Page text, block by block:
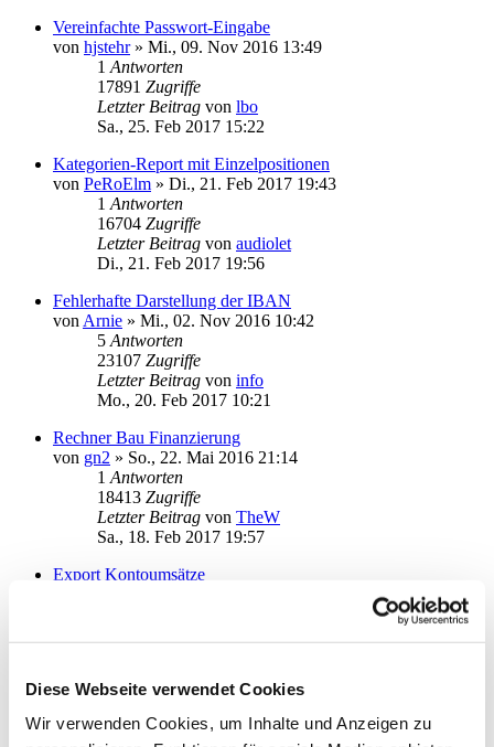
Diese Webseite verwendet Cookies
Wir verwenden Cookies, um Inhalte und Anzeigen zu
Vereinfachte Passwort-Eingabe
von hjstehr» Mi., 09. Nov 2016 13:49
1 Antworten
17891 Zugriffe
Letzter Beitrag von lbo
Sa., 25. Feb 2017 15:22
Kategorien-Report mit Einzelpositionen
von PeRoElm » Di., 21. Feb 2017 19:43
1 Antworten
16704 Zugriffe
Letzter Beitrag von audiolet
Di., 21. Feb 2017 19:56
Fehlerhafte Darstellung der IBAN
von Arnie » Mi., 02. Nov 2016 10:42
5 Antworten
23107 Zugriffe
Letzter Beitrag von info
Mo., 20. Feb 2017 10:21
Rechner Bau Finanzierung
von gn2 » So., 22. Mai 2016 21:14
1 Antworten
18413 Zugriffe
Letzter Beitrag von TheW
Sa., 18. Feb 2017 19:57
Export Kontoumsätze
vonBingo100»So., 12. Feb 2017 21:41